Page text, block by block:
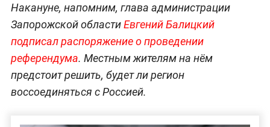
Накануне, напомним, глава администрации
Запорожской областиЕвгений Балицкий
подписал распоряжение о проведении
референдума. Местным жителям на нём
предстоит решить, будет ли регион
воссоединяться с Россией.